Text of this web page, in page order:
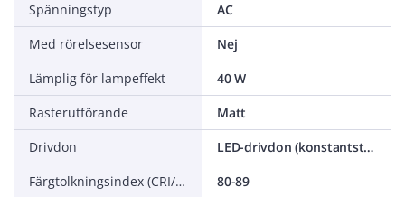
Spänningstyp
AC
Med rörelsesensor
Nej
Lämplig för lampeffekt
40 W
Rasterutförande
Matt
Drivdon
LED-drivdon (konstantström)
Färgtolkningsindex (CRI/Ra)
80-89